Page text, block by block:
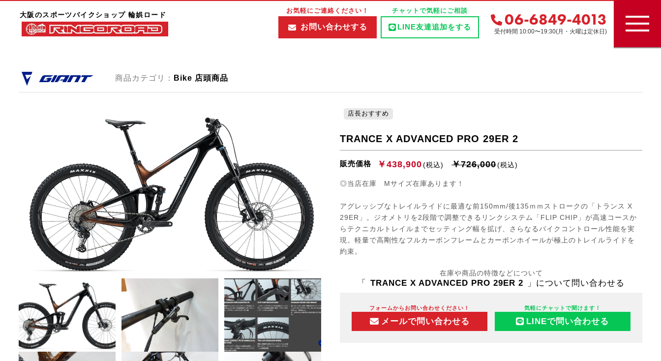
大阪のスポーツバイクショップ 輪娯ロード お気軽にご連絡ください！
お問い合わせする
チャットで気軽にご相談
LINE友達追加をする 06-6849-4013
受付時間 10:00〜19:30(月・火曜は定休日)
商品カテゴリ： Bike 店頭商品
店長おすすめ
TRANCE X ADVANCED PRO 29ER 2
販売価格 ￥438,900(税込) ￥726,000(税込)
◎当店在庫 Mサイズ在庫あります！
アグレッシブなトレイルライドに最適な前150mm/後135ｍｍストロークの「トランス X
29ER」。ジオメトリを2段階で調整できるリンクシステム「FLIP CHIP」が高速コースか
らテクニカルトレイルまでセッティング幅を拡げ、さらなるバイクコントロール性能を実
現。軽量で高剛性なフルカーボンフレームとカーボンホイールが極上のトレイルライドを
約束。
在庫や商品の特徴などについて
「 TRANCE X ADVANCED PRO 29ER 2 」について問い合わせる
フォームからお問い合わせください！
メールで問い合わせる
気軽にチャットで聞けます！
LINEで問い合わせる